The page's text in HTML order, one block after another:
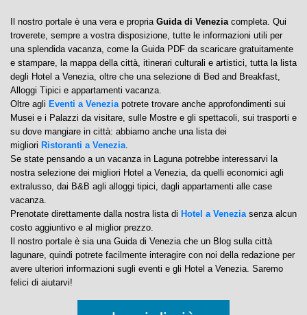
La Guida di Venezia: informazioni su Hotel a
Venezia, Ristoranti, Musei ed Eventi.
Il nostro portale è una vera e propriaGuida di Veneziacompleta. Qui
troverete, sempre a vostra disposizione, tutte le informazioni utili per
una splendida vacanza, come la Guida PDF da scaricare gratuitamente
e stampare, la mappa della città, itinerari culturali e artistici, tutta la lista
degli Hotel a Venezia, oltre che una selezione di Bed and Breakfast,
Alloggi Tipici e appartamenti vacanza.
Oltre agliEventi a Veneziapotrete trovare anche approfondimenti sui
Musei e i Palazzi da visitare, sulle Mostre e gli spettacoli, sui trasporti e
su dove mangiare in città: abbiamo anche una lista dei
miglioriRistoranti a Venezia.
Se state pensando a un vacanza in Laguna potrebbe interessarvi la
nostra selezione dei migliori Hotel a Venezia, da quelli economici agli
extralusso, dai B&B agli alloggi tipici, dagli appartamenti alle case
vacanza.
Prenotate direttamente dalla nostra lista diHotel a Veneziasenza alcun
costo aggiuntivo e al miglior prezzo.
Il nostro portale è sia una Guida di Venezia che un Blog sulla città